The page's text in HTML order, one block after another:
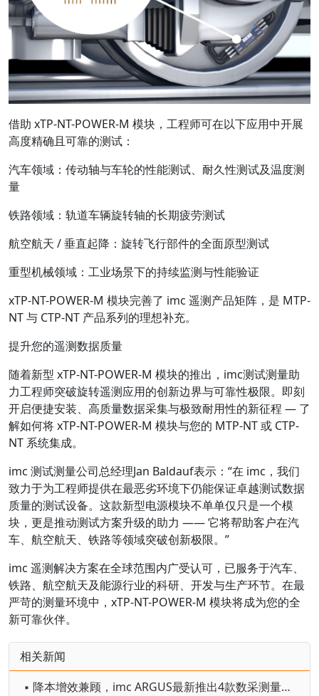
借助 xTP-NT-POWER-M 模块，工程师可在以下应用中开展
高度精确且可靠的测试：
汽车领域：传动轴与车轮的性能测试、耐久性测试及温度测
量
铁路领域：轨道车辆旋转轴的长期疲劳测试
航空航天 / 垂直起降：旋转飞行部件的全面原型测试
重型机械领域：工业场景下的持续监测与性能验证
xTP-NT-POWER-M 模块完善了 imc 遥测产品矩阵，是 MTP-
NT 与 CTP-NT 产品系列的理想补充。
提升您的遥测数据质量
随着新型 xTP-NT-POWER-M 模块的推出，imc测试测量助
力工程师突破旋转遥测应用的创新边界与可靠性极限。即刻
开启便捷安装、高质量数据采集与极致耐用性的新征程 — 了
解如何将 xTP-NT-POWER-M 模块与您的 MTP-NT 或 CTP-
NT 系统集成。
imc 测试测量公司总经理Jan Baldauf表示：“在 imc，我们
致力于为工程师提供在最恶劣环境下仍能保证卓越测试数据
质量的测试设备。这款新型电源模块不单单仅只是一个模
块，更是推动测试方案升级的助力 —— 它将帮助客户在汽
车、航空航天、铁路等领域突破创新极限。”
imc 遥测解决方案在全球范围内广受认可，已服务于汽车、
铁路、航空航天及能源行业的科研、开发与生产环节。在最
严苛的测量环境中，xTP-NT-POWER-M 模块将成为您的全
新可靠伙伴。
相关新闻
▪ 降本增效兼顾，imc ARGUS最新推出4款数采测量模块